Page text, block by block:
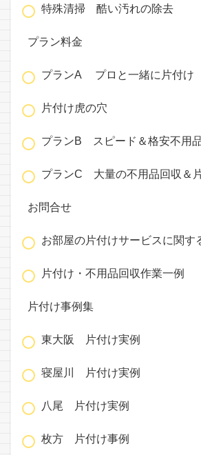
特殊清掃 酷い汚れの除去
プラン料金
プランA プロと一緒に片付け
片付け虎の穴
プランB スピード＆格安不用
プランC 大量の不用品回収＆
お問合せ
お部屋の片付けサービスに関す
片付け・不用品回収作業一例
片付け事例集
東大阪 片付け実例
寝屋川 片付け実例
八尾 片付け実例
枚方 片付け事例